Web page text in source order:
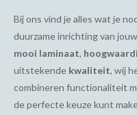
Bij ons vind je alles wat je
duurzame inrichting van
mooi laminaat,
uitstekende kwaliteit, wij
combineren functionaliteit
de perfecte keuze kunt